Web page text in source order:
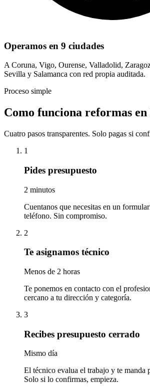
Operamos en 9 ciudades
A Coruna, Vigo, Ourense, Valladolid,
Sevilla y Salamanca con red propia auditada.
Proceso simple
Como funciona reformas en
Cuatro pasos transparentes. Solo pagas si
1
Pides presupuesto
2 minutos
Cuentanos que necesitas en un
teléfono. Sin compromiso.
2
Te asignamos técnico
Menos de 2 horas
Te ponemos en contacto con el
cercano a tu dirección y categoría.
3
Recibes presupuesto cerrado
Mismo día
El técnico evalua el trabajo y te manda
Solo si lo confirmas, empieza.